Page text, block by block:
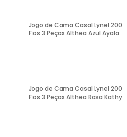
Jogo de Cama Casal Lynel 200
Fios 3 Peças Althea Azul Ayala
Jogo de Cama Casal Lynel 200
Fios 3 Peças Althea Rosa Kathy